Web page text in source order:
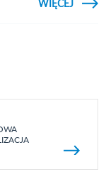
CZYTAJ
WIĘCEJ
O